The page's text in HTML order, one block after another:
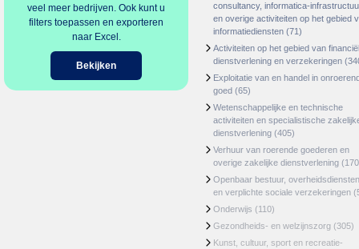
veel meer bedrijven. Ook kunt u
filters toepassen en exporteren
naar Excel.
Bekijken
consultancy, informatica-
en overige activiteiten op het gebied
informatiediensten (71)
Activiteiten op het gebied van
dienstverlening en verzekeringen
Exploitatie van en handel in
goed (65)
Wetenschappelijke en technische
activiteiten en specialistische
dienstverlening (405)
Verhuur van roerende goederen en
overige zakelijke dienstverlening
Openbaar bestuur, overheidsdiensten
en verplichte sociale verzekeringen
Onderwijs (110)
Gezondheids- en welzijnszorg (305)
Kunst, cultuur, sport en recreatie-